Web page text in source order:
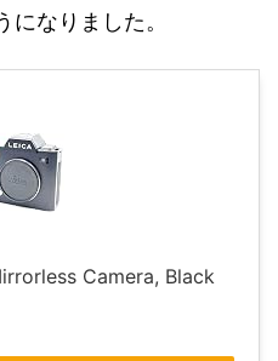
なりました。
Camera, Black